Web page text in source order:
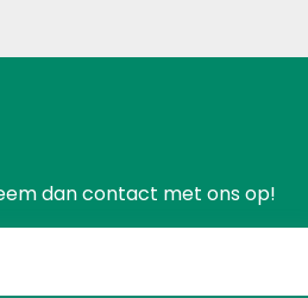
dan contact met ons op!